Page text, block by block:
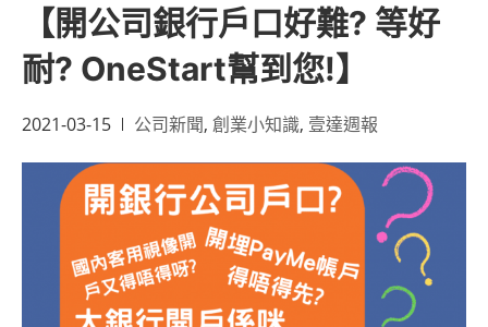
【開公司銀行戶口好難? 等好
耐? OneStart幫到您!】
2021-03-15 公司新聞, 創業小知識, 壹達週報